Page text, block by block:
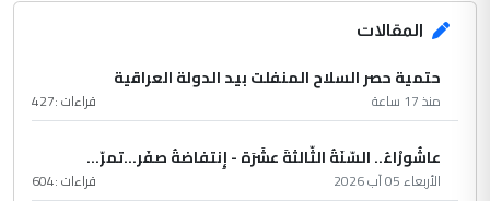
المقالات
حتمية حصر السلاح المنفلت بيد الدولة العراقية
منذ 17 ساعة قراءات :427
عاشُورْاءُ.. السّنَةُ الثّالثةَ عشَرَة - إِنتفاضةُ صفَر…تمرّ...
الأربعاء 05 آب 2026 قراءات :604